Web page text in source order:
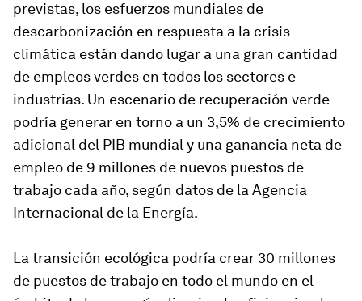
previstas, los esfuerzos mundiales de
descarbonización en respuesta a la crisis
climática están dando lugar a una gran cantidad
de empleos verdes en todos los sectores e
industrias. Un escenario de recuperación verde
podría generar en torno a un 3,5% de crecimiento
adicional del PIB mundial y una ganancia neta de
empleo de 9 millones de nuevos puestos de
trabajo cada año, según datos de la Agencia
Internacional de la Energía.
La transición ecológica podría crear 30 millones
de puestos de trabajo en todo el mundo en el